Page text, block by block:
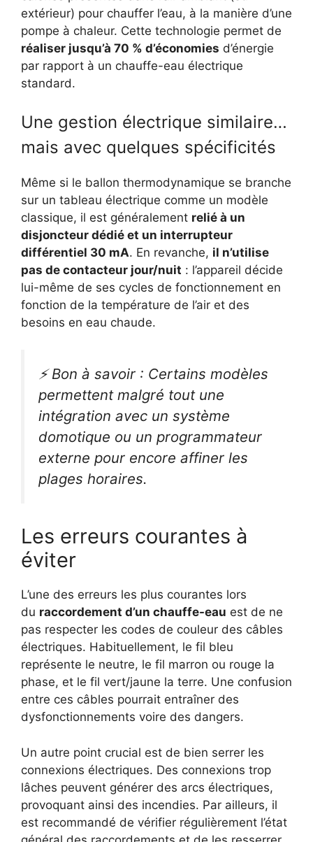
extérieur) pour chauffer l’eau, à la manière d’une
pompe à chaleur. Cette technologie permet de
réaliser jusqu’à 70 % d’économies d’énergie
par rapport à un chauffe-eau électrique
standard.
Une gestion électrique similaire…
mais avec quelques spécificités
Même si le ballon thermodynamique se branche
sur un tableau électrique comme un modèle
classique, il est généralement relié à un
disjoncteur dédié et un interrupteur
différentiel 30 mA. En revanche, il n’utilise
pas de contacteur jour/nuit : l’appareil décide
lui-même de ses cycles de fonctionnement en
fonction de la température de l’air et des
besoins en eau chaude.
⚡ Bon à savoir : Certains modèles
permettent malgré tout une
intégration avec un système
domotique ou un programmateur
externe pour encore affiner les
plages horaires.
Les erreurs courantes à
éviter
L’une des erreurs les plus courantes lors
du raccordement d’un chauffe-eau est de ne
pas respecter les codes de couleur des câbles
électriques. Habituellement, le fil bleu
représente le neutre, le fil marron ou rouge la
phase, et le fil vert/jaune la terre. Une confusion
entre ces câbles pourrait entraîner des
dysfonctionnements voire des dangers.
Un autre point crucial est de bien serrer les
connexions électriques. Des connexions trop
lâches peuvent générer des arcs électriques,
provoquant ainsi des incendies. Par ailleurs, il
est recommandé de vérifier régulièrement l’état